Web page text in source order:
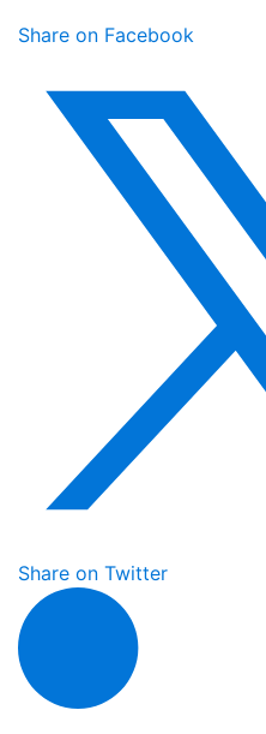
Share on Facebook
Share on Twitter